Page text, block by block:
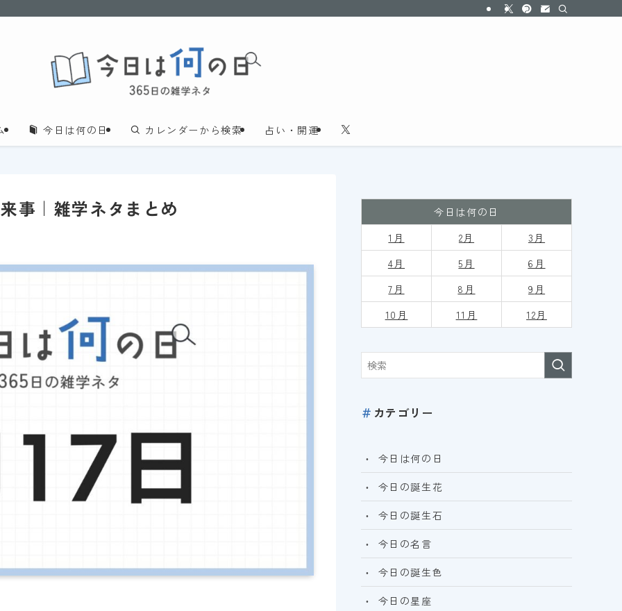
今日は何の日 カレンダーから検索 占い・開運
事｜雑学ネタまとめ
今日は何の日
1月
2月
3月
4月
5月
6月
7月
8月 9 月
10月
11月 12月
＃ カテゴリー
今日は何の日
今日の誕生花
今日の誕生石
今日の名言
今日の誕生色
今日の星座